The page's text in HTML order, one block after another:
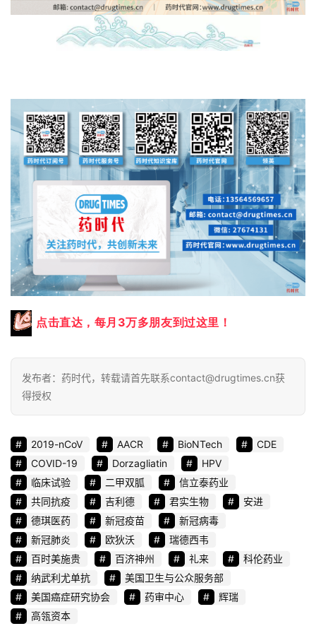
点击直达，每月3万多朋友到过这里！
发布者：药时代，转载请首先联系contact@drugtimes.cn获
得授权
2019-nCoV AACR BioNTech
CDE
COVID-19
Dorzagliatin
HPV
临床试验
二甲双胍
信立泰药业
共同抗疫
吉利德 君实生物
安进
德琪医药
新冠疫苗
新冠病毒
新冠肺炎
欧狄沃
瑞德西韦
百时美施贵
百济神州 礼来
科伦药业
纳武利尤单抗
美国卫生与公众服务部
美国癌症研究协会
药审中心
辉瑞
高瓴资本